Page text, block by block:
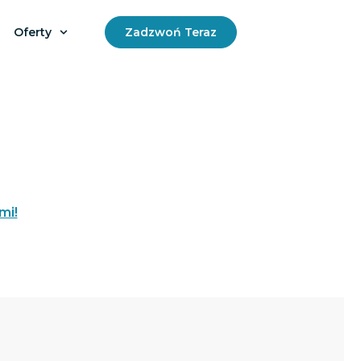
Oferty Zadzwoń Teraz